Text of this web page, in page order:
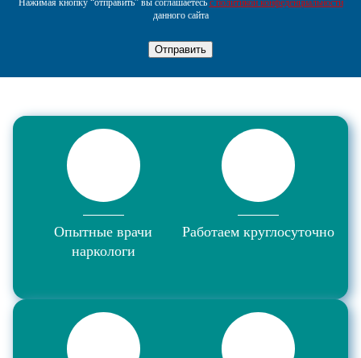
Нажимая кнопку “отправить” вы соглашаетесь с политикой конфеденциальности
данного сайта
Отправить
Опытные врачи
наркологи
Работаем круглосуточно